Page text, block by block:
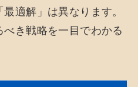
適解」は異なります。
き戦略を一目でわかる